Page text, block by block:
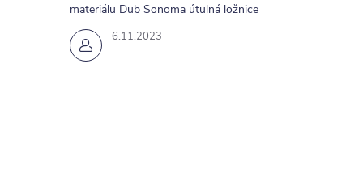
6.11.2023
materiálu Dub Sonoma útulná ložnice